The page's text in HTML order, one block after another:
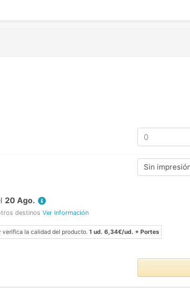
Sin
20 Ago.
destinos Ver Información
verifica la calidad del producto. 1 ud. 6,34€/ud. + Portes